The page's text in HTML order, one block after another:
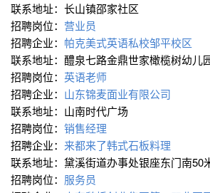
联系地址：长山镇邵家社区
招聘岗位： 营业员
招聘企业： 帕克美式英语私校邹平校区
联系地址：醴泉七路金鼎世家橄榄树幼儿
招聘岗位： 英语老师
招聘企业： 山东锦麦面业有限公司
联系地址：山南时代广场
招聘岗位： 销售经理
招聘企业： 来都来了韩式石板料理
联系地址：黛溪街道办事处银座东门南50
招聘岗位： 服务员